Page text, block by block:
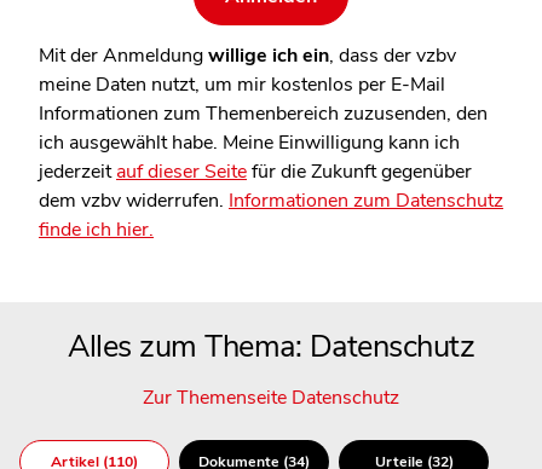
Mit der Anmeldungwillige ich ein, dass der vzbv
meine Daten nutzt, um mir kostenlos per E-Mail
Informationen zum Themenbereich zuzusenden, den
ich ausgewählt habe. Meine Einwilligung kann ich
jederzeitauf dieser Seitefür die Zukunft gegenüber
dem vzbv widerrufen. Informationen zum Datenschutz
finde ich hier.
Alles zum Thema: Datenschutz
Zur Themenseite Datenschutz
Artikel (110) Dokumente (34) Urteile (32)